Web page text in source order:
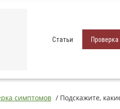
Статьи
симптомов / Подскажите,